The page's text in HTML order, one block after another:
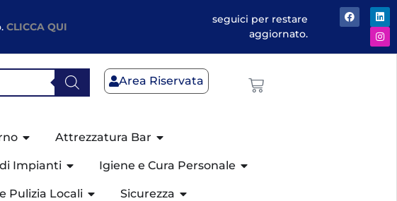
CLICCA QUI
seguici per restare
aggiornato.
Area Riservata
Attrezzatura Bar
Impianti Igiene e Cura Personale
Pulizia Locali Sicurezza